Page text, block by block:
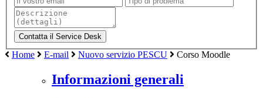
Home E-mail Nuovo servizio PESCU Corso Moodle
Informazioni generali